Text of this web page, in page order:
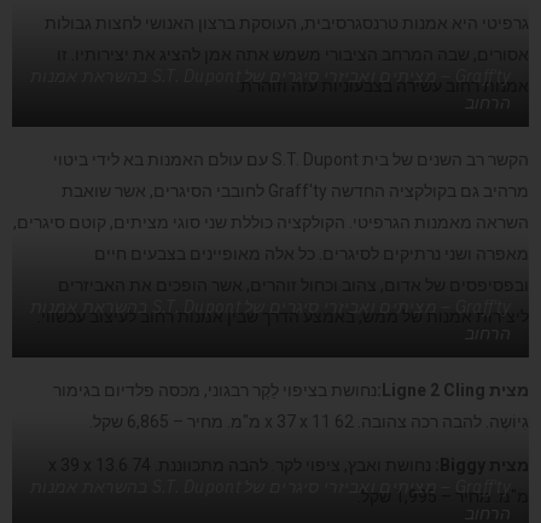
גרפיטי היא אמנות טרנסגרסיבית, העוסקת ברצון האנושי לחצות גבולות
אמנות רחוב עשירה בצבעוניות עזה וזוהרת.
הקשר רב השנים של בית S.T. Dupont עם עולם האמנות בא לידי ביטוי
מרהיב גם בקולקציה החדשה Graff'ty לחובבי הסיגרים, אשר שואבת
השראה מאמנות הגרפיטי. הקולקציה כוללת שני סוגי מציתים, קוטם סיגרים,
מאפרה ושני נרתיקים לסיגרים. כל אלה מאופיינים בצבעים חיים
ליצירות אמנות של ממש, באמצע הדרך שבין אמנות רחוב לעיצוב עכשווי.
Graff'ty – מציתים ואביזרי סיגרים של S.T. Dupont בהשראת אמנות
מצית Ligne 2 Cling
נחושת בציפוי לַקֶר רבגוני, מכסה פלדיום בגימור
גִיוֹשֶה. להבה רכה צהובה. 62 x 37 x 11 מ"מ. מחיר – 6,865 שקל.
מ"מ. מחיר – 1,995 שקל.